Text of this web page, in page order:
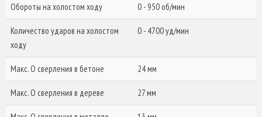
Обороты на холостом ходу 0 - 950 об/мин
Количество ударов на холостом
ходу
0 - 4700 уд/мин
Макс. O сверления в бетоне 24 мм
Макс. O сверления в дереве 27 мм